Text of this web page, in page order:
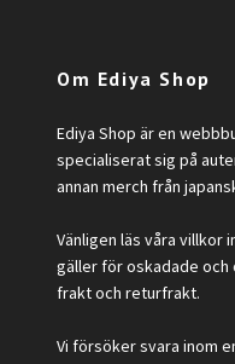
Om Ediya Shop
Ediya Shop är en
specialiserat sig på
annan merch från
Vänligen läs våra villkor
gäller för oskadade och
frakt och returfrakt.
Vi försöker svara inom